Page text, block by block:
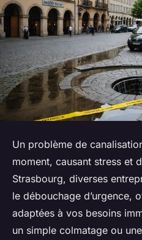
Un problème de
moment, causant stress et
Strasbourg, diverses
le débouchage d’urgence,
adaptées à vos besoins
un simple colmatage ou